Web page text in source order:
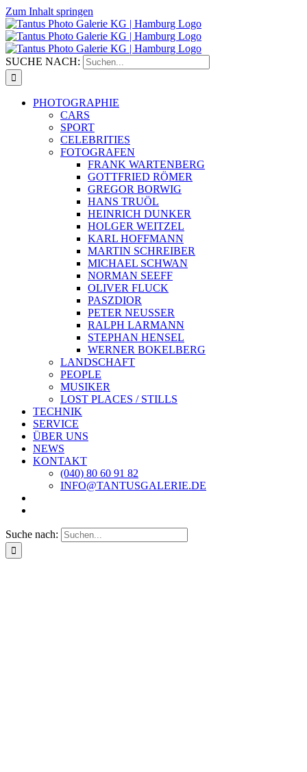
Zum Inhalt springen
SUCHE NACH:
PHOTOGRAPHIE
CARS
SPORT
CELEBRITIES
FOTOGRAFEN
FRANK WARTENBERG
GOTTFRIED RÖMER
GREGOR BORWIG
HANS TRUÖL
HEINRICH DUNKER
HOLGER WEITZEL
KARL HOFFMANN
MARTIN SCHREIBER
MICHAEL SCHWAN
NORMAN SEEFF
OLIVER FLUCK
PASZDIOR
PETER NEUSSER
RALPH LARMANN
STEPHAN HENSEL
WERNER BOKELBERG
LANDSCHAFT
PEOPLE
MUSIKER
LOST PLACES / STILLS
TECHNIK
SERVICE
ÜBER UNS
NEWS
KONTAKT
(040) 80 60 91 82
INFO@TANTUSGALERIE.DE
Suche nach: